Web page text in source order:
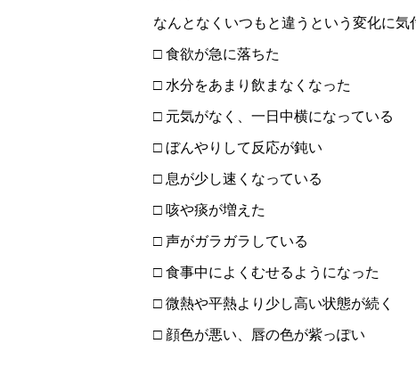
なんとなくいつもと違うという変化に気
□ 食欲が急に落ちた
□ 水分をあまり飲まなくなった
□ 元気がなく、一日中横になっている
□ ぼんやりして反応が鈍い
□ 息が少し速くなっている
□ 咳や痰が増えた
□ 声がガラガラしている
□ 食事中によくむせるようになった
□ 微熱や平熱より少し高い状態が続く
□ 顔色が悪い、唇の色が紫っぽい